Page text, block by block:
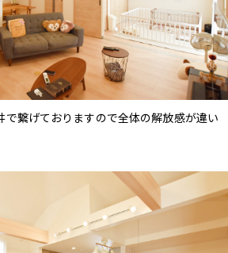
で繋げておりますので全体の解放感が違い